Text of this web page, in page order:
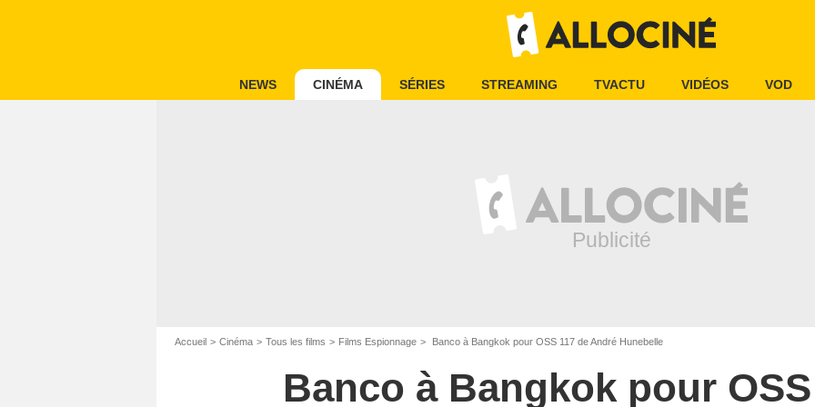
NEWS CINÉMA SÉRIES STREAMING TVACTU VIDÉOS VOD
Accueil Cinéma Tous les films Films Espionnage Banco à Bangkok pour OSS 117 de André Hunebelle
Banco à Bangkok pour OSS